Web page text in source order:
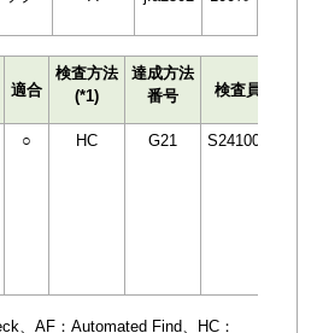
適合
検査方法
(*1)
達成方法
番号
検査員
○ HC G21 S241001
、AF： Automated Find、HC：